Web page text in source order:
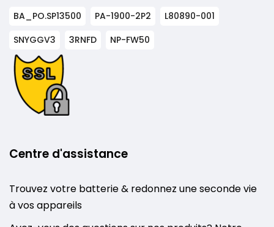
BA_PO.SP13500 PA-1900-2P2
L80890-001
SNYGGV3
3RNFD NP-FW50
Centre d'assistance
Trouvez votre batterie & redonnez une seconde vie
à vos appareils